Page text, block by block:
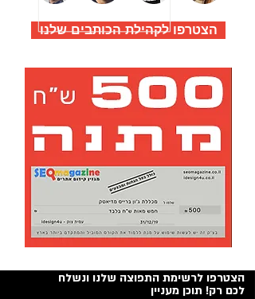
הצטרפו לקהילת הכותבים שלנו
הצטרפו לרשימת התפוצה שלנו ונשלח
לכם רק! תוכן מעניין